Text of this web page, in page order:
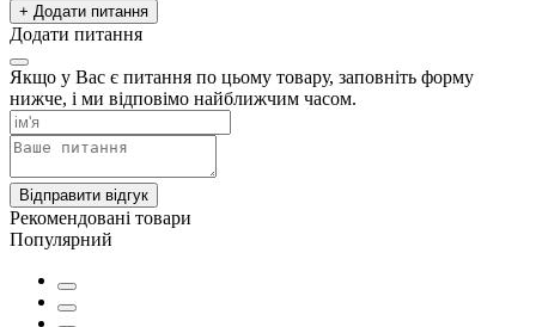
+ Додати питання
Додати питання
Якщо у Вас є питання по цьому товару, заповніть форму
нижче, і ми відповімо найближчим часом.
Відправити відгук
Рекомендовані товари
Популярний